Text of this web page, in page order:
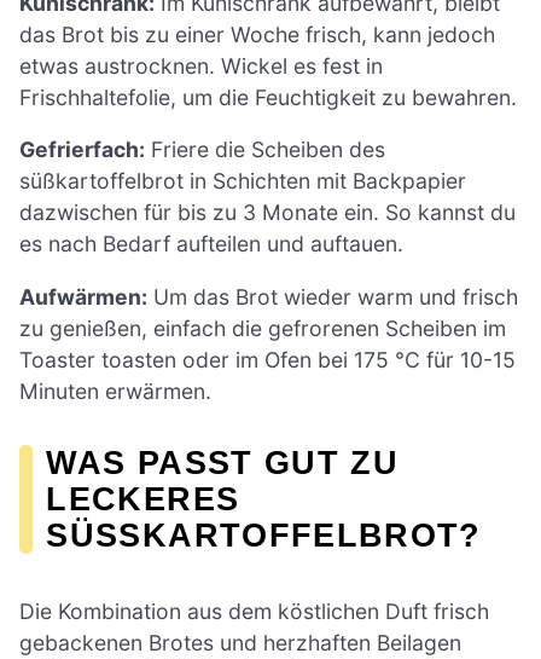
das Brot bis zu einer Woche frisch, kann jedoch
etwas austrocknen. Wickel es fest in
Frischhaltefolie, um die Feuchtigkeit zu bewahren.
Gefrierfach: Friere die Scheiben des
süßkartoffelbrot in Schichten mit Backpapier
dazwischen für bis zu 3 Monate ein. So kannst du
es nach Bedarf aufteilen und auftauen.
Aufwärmen: Um das Brot wieder warm und frisch
zu genießen, einfach die gefrorenen Scheiben im
Toaster toasten oder im Ofen bei 175 °C für 10-15
Minuten erwärmen.
WAS PASST GUT ZU
LECKERES
SÜSSKARTOFFELBROT?
Die Kombination aus dem köstlichen Duft frisch
gebackenen Brotes und herzhaften Beilagen